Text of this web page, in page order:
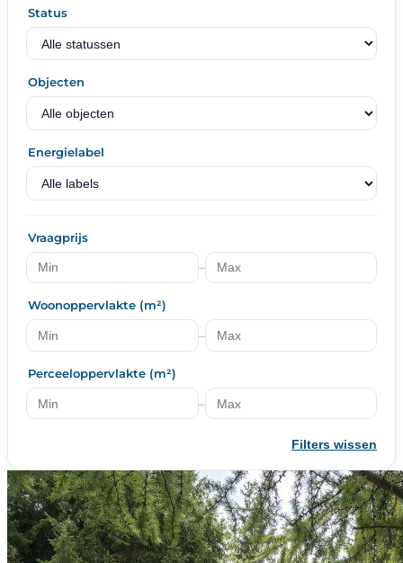
Status
Objecten
Energielabel
Vraagprijs
–
Woonoppervlakte (m²)
–
Perceeloppervlakte (m²)
–
Filters wissen